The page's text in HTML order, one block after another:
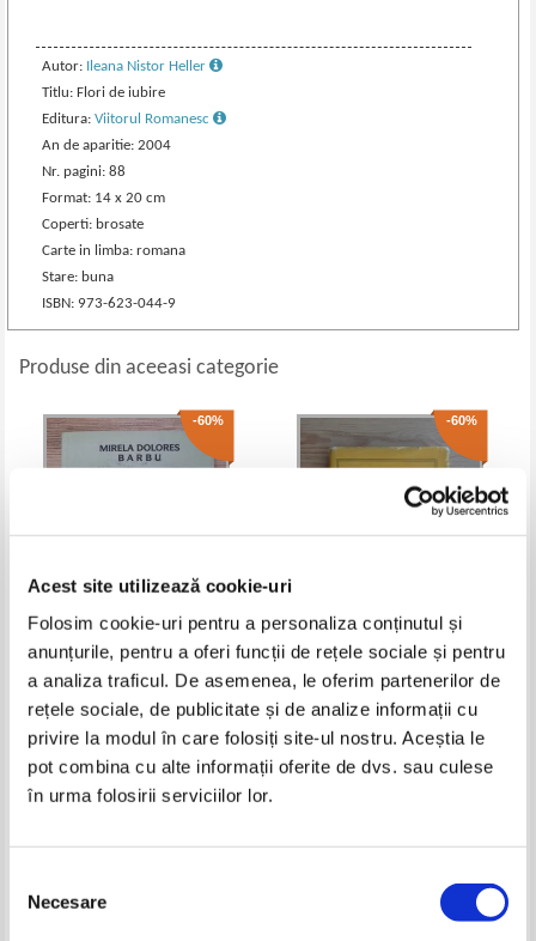
Acest site utilizează cookie-uri
Folosim cookie-uri pentru a personaliza conținutul și
anunțurile, pentru a oferi funcții de rețele sociale și pentru
a analiza traficul. De asemenea, le oferim partenerilor de
rețele sociale, de publicitate și de analize informații cu
privire la modul în care folosiți site-ul nostru. Aceștia le
pot combina cu alte informații oferite de dvs. sau culese
în urma folosirii serviciilor lor.
consimțământului
Necesare
Autor: Ileana Nistor Heller
Titlu: Flori de iubire
Editura:Viitorul Romanesc
An de aparitie: 2004
Nr. pagini: 88
Format: 14 x 20 cm
Coperti: brosate
Carte in limba: romana
Stare: buna
ISBN: 973-623-044-9
Produse din aceeasi categorie
-60%
Mirela Dolores Barbu - Poezia ca
17,00Lei 6,80
Adaugă în coș
-60%
Lucian Blaga - Poemele luminii
(editie bilingva romana-
macedoneana) Lei
Adaugă în coș